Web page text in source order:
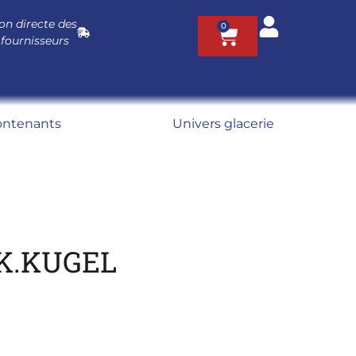
directe des
0
Univers glacerie